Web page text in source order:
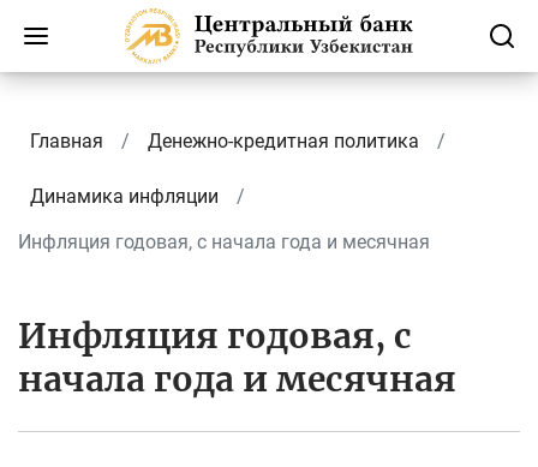
Главная Денежно-кредитная политика
Динамика инфляции
Инфляция годовая, с начала года и месячная
Инфляция годовая, с
начала года и месячная